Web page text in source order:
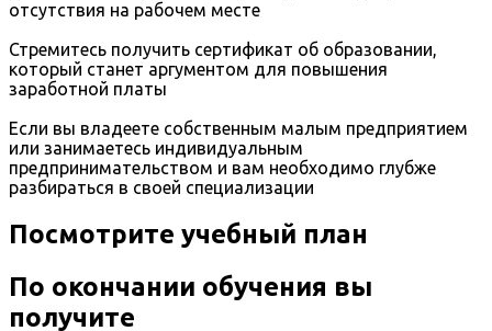
отсутствия на рабочем месте
Стремитесь получить сертификат об образовании,
который станет аргументом для повышения
заработной платы
Если вы владеете собственным малым предприятием
или занимаетесь индивидуальным
предпринимательством и вам необходимо глубже
разбираться в своей специализации
Посмотрите учебный план
По окончании обучения вы
получите